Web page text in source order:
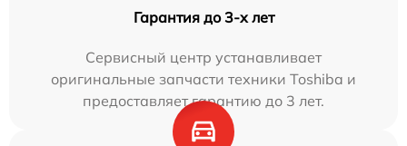
Гарантия до 3-х лет
Сервисный центр устанавливает
оригинальные запчасти техники Toshiba и
предоставляет гарантию до 3 лет.